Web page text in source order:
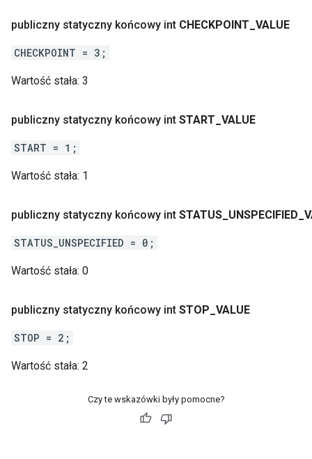
publiczny statyczny końcowy int CHECKPOINT VALUE
CHECKPOINT = 3;
Wartość stała: 3
publiczny statyczny końcowy int START VALUE
START = 1;
Wartość stała: 1
publiczny statyczny końcowy int STATUS UNSPECIFIED
STATUS_UNSPECIFIED = 0;
Wartość stała: 0
publiczny statyczny końcowy int STOP VALUE
STOP = 2;
Wartość stała: 2
Czy te wskazówki były pomocne?